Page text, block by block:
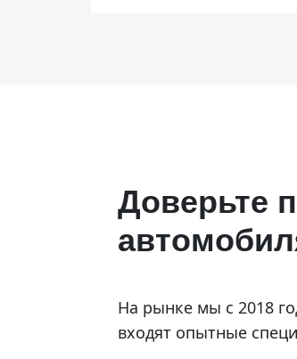
Доверьте
На рынке мы с 2018
входят опытные